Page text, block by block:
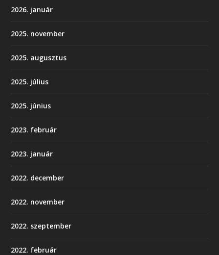
2026. január
2025. november
2025. augusztus
2025. július
2025. június
2023. február
2023. január
2022. december
2022. november
2022. szeptember
2022. február